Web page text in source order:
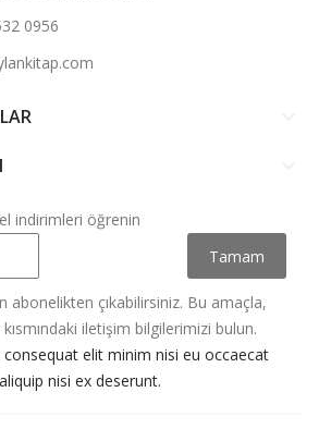
0956
indirimleri öğrenin
abonelikten çıkabilirsiniz. Bu amaçla,
iletişim bilgilerimizi bulun.
consequat elit minim nisi eu occaecat
nisi ex deserunt.